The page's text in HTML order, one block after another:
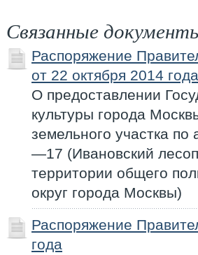
Связанные
Распоряжение
от 22 октября 2014 года
О предоставлении
культуры города
земельного участка
—17 (Ивановский
территории общего
округ города Москвы)
Распоряжение
года